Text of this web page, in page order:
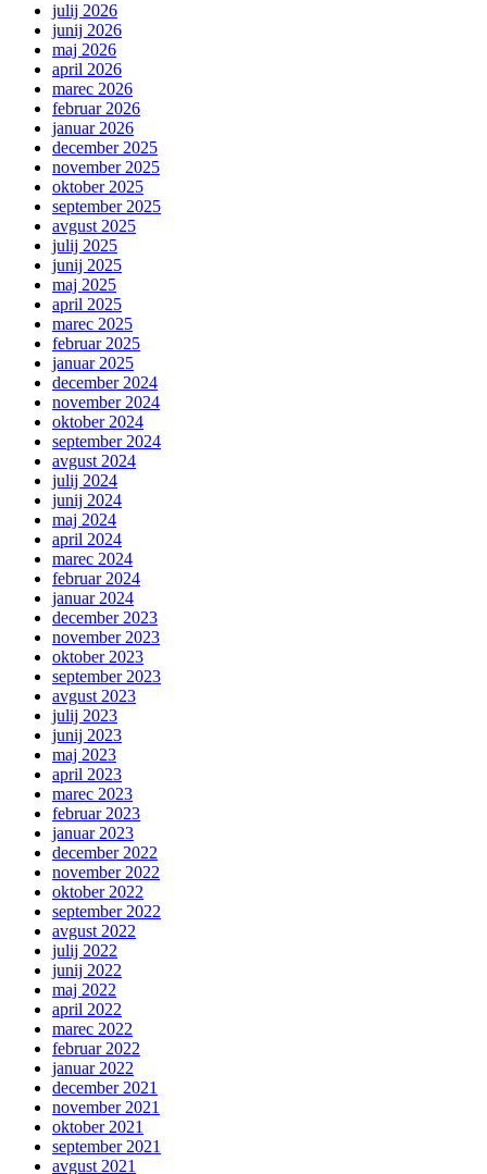
julij 2026
junij 2026
maj 2026
april 2026
marec 2026
februar 2026
januar 2026
december 2025
november 2025
oktober 2025
september 2025
avgust 2025
julij 2025
junij 2025
maj 2025
april 2025
marec 2025
februar 2025
januar 2025
december 2024
november 2024
oktober 2024
september 2024
avgust 2024
julij 2024
junij 2024
maj 2024
april 2024
marec 2024
februar 2024
januar 2024
december 2023
november 2023
oktober 2023
september 2023
avgust 2023
julij 2023
junij 2023
maj 2023
april 2023
marec 2023
februar 2023
januar 2023
december 2022
november 2022
oktober 2022
september 2022
avgust 2022
julij 2022
junij 2022
maj 2022
april 2022
marec 2022
februar 2022
januar 2022
december 2021
november 2021
oktober 2021
september 2021
avgust 2021